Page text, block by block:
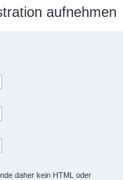
c
aufnehmen
daher kein HTML oder